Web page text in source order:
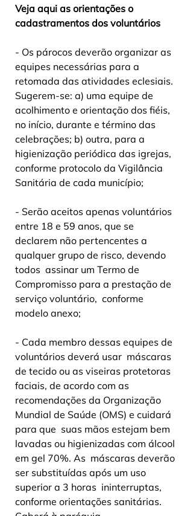
Veja aqui as orientações o
cadastramentos dos voluntários
- Os párocos deverão organizar as
equipes necessárias para a
retomada das atividades eclesiais.
Sugerem-se: a) uma equipe de
acolhimento e orientação dos fiéis,
no início, durante e término das
celebrações; b) outra, para a
higienização periódica das igrejas,
conforme protocolo da Vigilância
Sanitária de cada município;
- Serão aceitos apenas voluntários
entre 18 e 59 anos, que se
declarem não pertencentes a
qualquer grupo de risco, devendo
todos  assinar um Termo de
Compromisso para a prestação de
serviço voluntário,  conforme
modelo anexo;
- Cada membro dessas equipes de
voluntários deverá usar  máscaras
de tecido ou as viseiras protetoras
faciais, de acordo com as
recomendações da Organização
Mundial de Saúde (OMS) e cuidará
para que  suas mãos estejam bem
lavadas ou higienizadas com álcool
em gel 70%. As  máscaras deverão
ser substituídas após um uso
superior a 3 horas  ininterruptas,
conforme orientações sanitárias.